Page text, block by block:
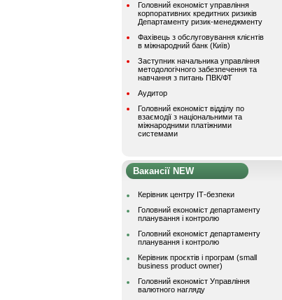
Головний економіст управління
корпоративних кредитних ризиків
Департаменту ризик-менеджменту
Фахівець з обслуговування клієнтів
в міжнародний банк (Київ)
Заступник начальника управління
методологічного забезпечення та
навчання з питань ПВК/ФТ
Аудитор
Головний економіст відділу по
взаємодії з національними та
міжнародними платіжними
системами
Вакансії NEW
Керівник центру ІТ-безпеки
Головний економіст департаменту
планування і контролю
Головний економіст департаменту
планування і контролю
Керівник проєктів і програм (small
business product owner)
Головний економіст Управління
валютного нагляду